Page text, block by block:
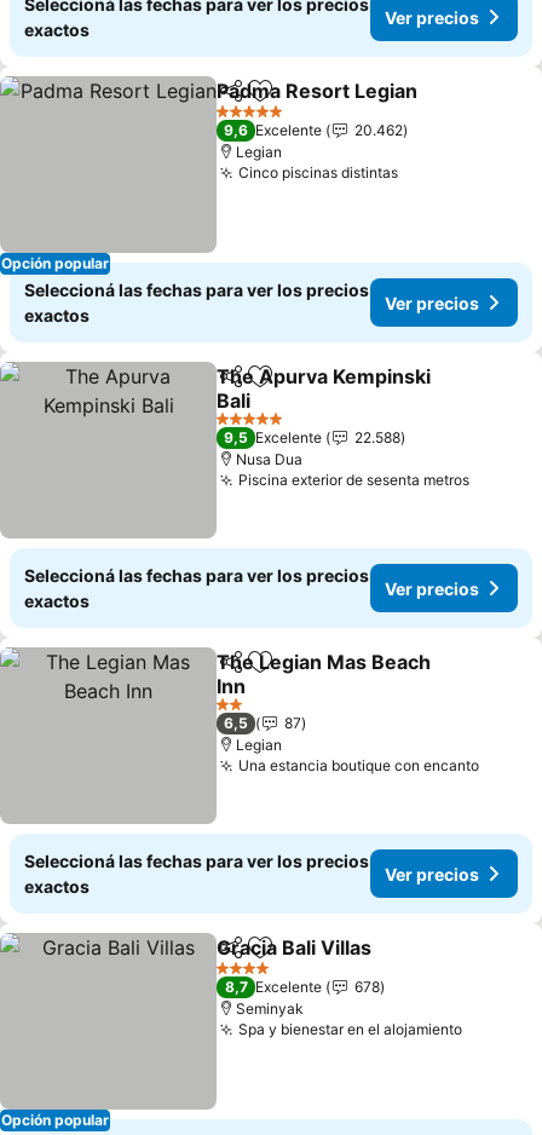
Seleccioná las fechas para ver los precios
exactos
Ver precios
Opción popular
CompartirAñadir a favoritos
Padma Resort Legian
5 Estrellas
9,6 Excelente
20.462
Legian
Cinco piscinas distintasVer precios
Seleccioná las fechas para ver los precios
exactos
Ver precios
Compartir
Añadir a favoritos
The Apurva Kempinski
Bali
Ver precios
5 Estrellas
9,5 Excelente
22.588
Nusa Dua
Piscina exterior de sesenta metrosVer
Seleccioná las fechas para ver los precios
exactos
Ver precios
Compartir
Añadir a favoritos
The Legian Mas Beach
Inn
Ver precios
2 Estrellas
6,5
87
Legian
Una estancia boutique con encantoVer
Seleccioná las fechas para ver los precios
exactos
Ver precios
Opción popular
CompartirAñadir a favoritos
Gracia Bali Villas
4 Estrellas
8,7 Excelente
678
Seminyak
Spa y bienestar en el alojamientoVer